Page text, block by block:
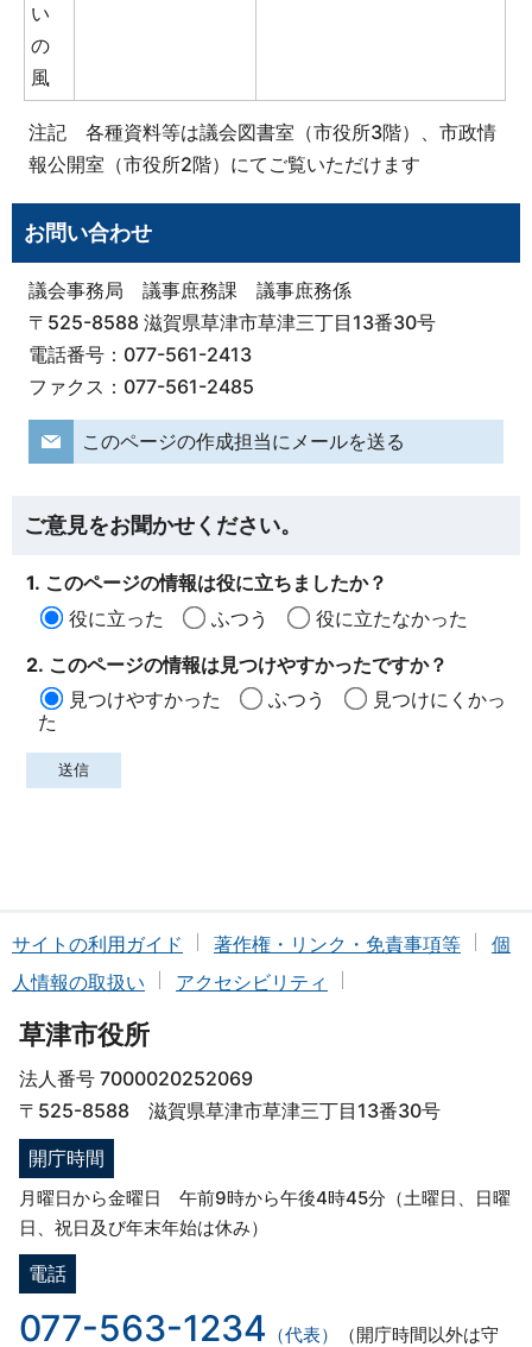
い
の
風
注記 各種資料等は議会図書室（市役所3階）、市政情
報公開室（市役所2階）にてご覧いただけます
お問い合わせ
議会事務局 議事庶務課 議事庶務係
〒525-8588 滋賀県草津市草津三丁目13番30号
電話番号：077-561-2413
ファクス：077-561-2485
このページの作成担当にメールを送る
ご意見をお聞かせください。
1. このページの情報は役に立ちましたか？
役に立った
ふつう
役に立たなかった
2. このページの情報は見つけやすかったですか？
見つけやすかった
ふつう
見つけにくかっ
た
サイトの利用ガイド 著作権・リンク・免責事項等
個
人情報の取扱い
アクセシビリティ
草津市役所
法人番号 7000020252069
〒525-8588 滋賀県草津市草津三丁目13番30号
開庁時間
月曜日から金曜日 午前9時から午後4時45分（土曜日、日曜
日、祝日及び年末年始は休み）
電話
077-563-1234 （代表） （開庁時間以外は守